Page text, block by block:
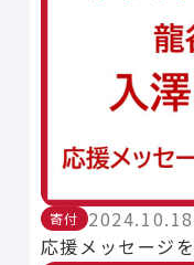
寄付
2024.10.18
応援メッセージ